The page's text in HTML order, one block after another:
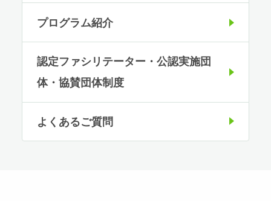
プログラム紹介
認定ファシリテーター・公認実施団
体・協賛団体制度
よくあるご質問